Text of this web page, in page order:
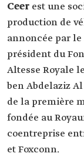
Ceer est une
production de
annoncée par
président du
Altesse Royale
ben Abdelaziz
de la première
fondée au
coentreprise
et Foxconn.